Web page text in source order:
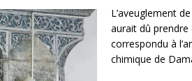
L’aveuglement
aurait dû
correspondu à
chimique de